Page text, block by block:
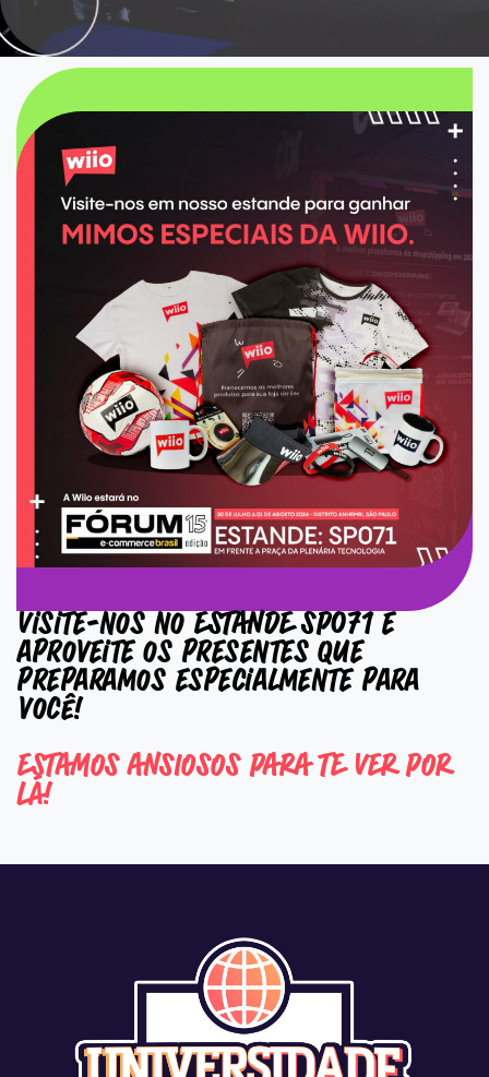
Visite-nos no ESTANDE SP071 e
aproveite os presentes que
preparamos especialmente para
você!
ESTAMOS ANSIOSOS PARA TE VER POR
LÁ!